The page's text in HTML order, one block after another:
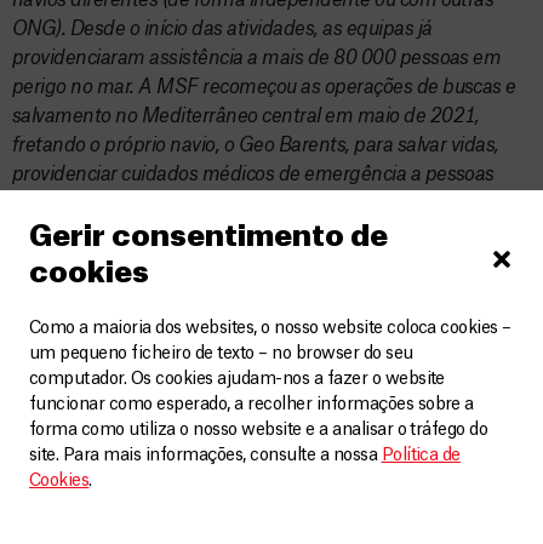
Gerir consentimento de
cookies
Como a maioria dos websites, o nosso website coloca cookies –
um pequeno ficheiro de texto – no browser do seu
computador. Os cookies ajudam-nos a fazer o website
funcionar como esperado, a recolher informações sobre a
forma como utiliza o nosso website e a analisar o tráfego do
site. Para mais informações, consulte a nossa Política de
Cookies.
ONG). Desde o início das atividades, as equipas já
providenciaram assistência a mais de 80 000 pessoas em
perigo no mar. A MSF recomeçou as operações de buscas e
salvamento no Mediterrâneo central em maio de 2021,
fretando o próprio navio, o Geo Barents, para salvar vidas,
providenciar cuidados médicos de emergência a pessoas
fronteira mais mortífera do mundo.
Relacionados